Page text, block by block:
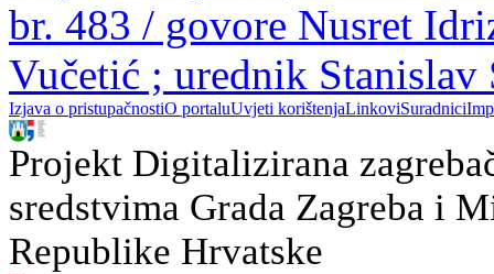
br. 483 / govore Nusret
Vučetić ; urednik Stanislav
Izjava o pristupačnostiO portaluUvjeti korištenjaLinkoviSuradnici
Projekt Digitalizirana
sredstvima Grada Zagreba i
Republike Hrvatske